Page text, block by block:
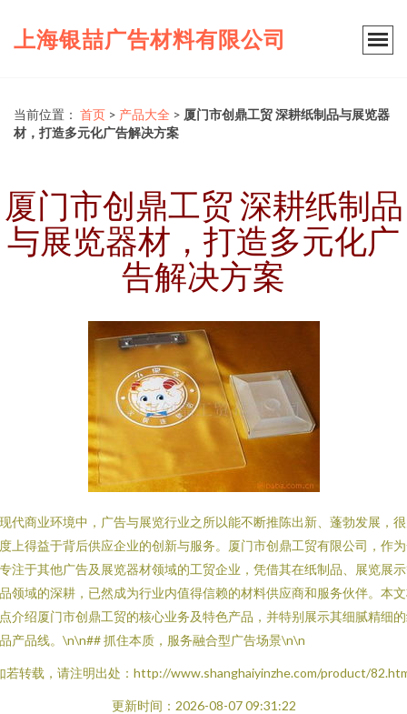
上海银喆广告材料有限公司
当前位置： 首页 > 产品大全 > 厦门市创鼎工贸 深耕纸制品与展览器
材，打造多元化广告解决方案
厦门市创鼎工贸 深耕纸制品
与展览器材，打造多元化广
告解决方案
代商业环境中，广告与展览行业之所以能不断推陈出新、蓬勃发展，
上得益于背后供应企业的创新与服务。厦门市创鼎工贸有限公司，作
注于其他广告及展览器材领域的工贸企业，凭借其在纸制品、展览展
领域的深耕，已然成为行业内值得信赖的材料供应商和服务伙伴。本
介绍厦门市创鼎工贸的核心业务及特色产品，并特别展示其细腻精细
产品线。\n\n## 抓住本质，服务融合型广告场景\n\n
若转载，请注明出处：http://www.shanghaiyinzhe.com/product/
更新时间：2026-08-07 09:31:22